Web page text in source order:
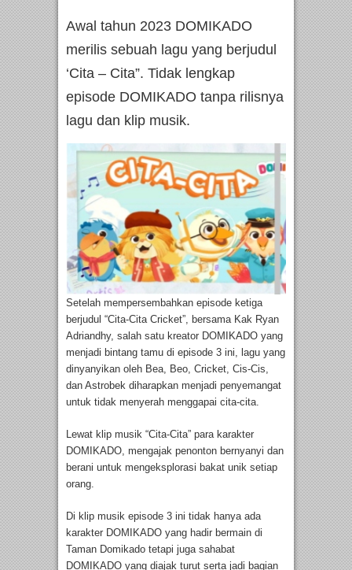
Awal tahun 2023 DOMIKADO
merilis sebuah lagu yang berjudul
‘Cita – Cita”. Tidak lengkap
episode DOMIKADO tanpa rilisnya
lagu dan klip musik.
Setelah mempersembahkan episode ketiga
berjudul “Cita-Cita Cricket”, bersama Kak Ryan
Adriandhy, salah satu kreator DOMIKADO yang
menjadi bintang tamu di episode 3 ini, lagu yang
dinyanyikan oleh Bea, Beo, Cricket, Cis-Cis,
dan Astrobek diharapkan menjadi penyemangat
untuk tidak menyerah menggapai cita-cita.
Lewat klip musik “Cita-Cita” para karakter
DOMIKADO, mengajak penonton bernyanyi dan
berani untuk mengeksplorasi bakat unik setiap
orang.
Di klip musik episode 3 ini tidak hanya ada
karakter DOMIKADO yang hadir bermain di
Taman Domikado tetapi juga sahabat
DOMIKADO yang diajak turut serta jadi bagian